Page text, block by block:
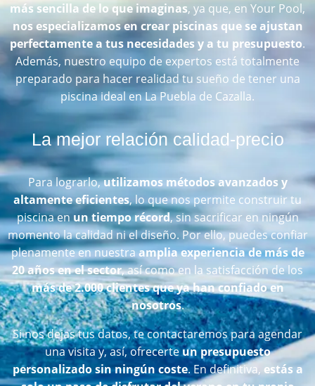
más sencilla de lo que imaginas, ya que, en Your Pool,
nos especializamos en crear piscinas que se ajustan
perfectamente a tus necesidades y a tu presupuesto.
Además, nuestro equipo de expertos está totalmente
preparado para hacer realidad tu sueño de tener una
piscina ideal en La Puebla de Cazalla.
La mejor relación calidad-precio
Para lograrlo,utilizamos métodos avanzados y
altamente eficientes, lo que nos permite construir tu
piscina en un tiempo récord, sin sacrificar en ningún
momento la calidad ni el diseño. Por ello, puedes confiar
plenamente en nuestraamplia experiencia de más de
20 años en el sector, así como en la satisfacción de los
más de 2.000 clientes que ya han confiado en
nosotros.
Si nos dejas tus datos, te contactaremos para agendar
una visita y, así, ofrecerteun presupuesto
personalizado sin ningún coste. En definitiva, estás a